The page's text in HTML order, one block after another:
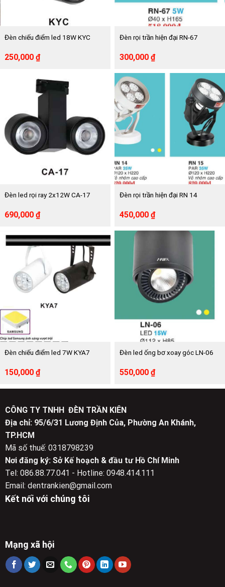
Đèn chiếu điểm led 18W KYC
Giá
560,000 ₫.
250,000 ₫Giá
hiện
là:
250,000 ₫.
Đèn rọi trần hiện đại RN-67
Giá
là:
518,000 ₫.
300,000 ₫Giá
hiện
tại
300,000 ₫.
Đèn led rọi ray 2x12W CA-17
Giá
1,425,000 ₫.
690,000 ₫Giá
hiện
là:
690,000 ₫.
Đèn rọi trần hiện đại RN 14
Giá
là:
820,000 ₫.
450,000 ₫Giá
hiện
tại
Đèn chiếu điểm led 7W KYA7
Giá
là:
150,000 ₫Giá
tại
150,000 ₫.
Đèn led ống bơ xoay góc LN-06
Giá
là:
550,000 ₫Giá
tại
CÔNG TY TNHH ĐÈN TRẦN KIÊN
Địa chỉ: 95/6/31 Lương Định Của, Phường An Khánh,
TP.HCM
Mã số thuế: 0318798239
Nơi đăng ký: Sở Kế hoạch & đầu tư Hồ Chí Minh
Tel: 086.88.77.041 - Hotline: 0948.414.111
Email: dentrankien@gmail.com
Kết nối với chúng tôi
Mạng xã hội